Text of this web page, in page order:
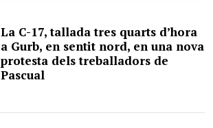
La C-17, tallada tres quarts d’hora
a Gurb, en sentit nord, en una nova
protesta dels treballadors de
Pascual